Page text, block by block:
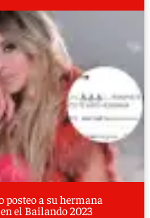
posteo a su hermana
el Bailando 2023